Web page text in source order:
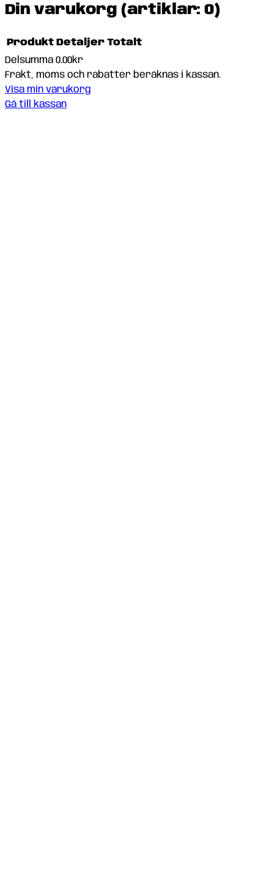
Din varukorg (artiklar: 0)
Produkter
i
Produkt Detaljer Totalt
Delsumma 0.00kr
Frakt, moms och rabatter beräknas i kassan.
Visa min varukorg
Gå till kassan